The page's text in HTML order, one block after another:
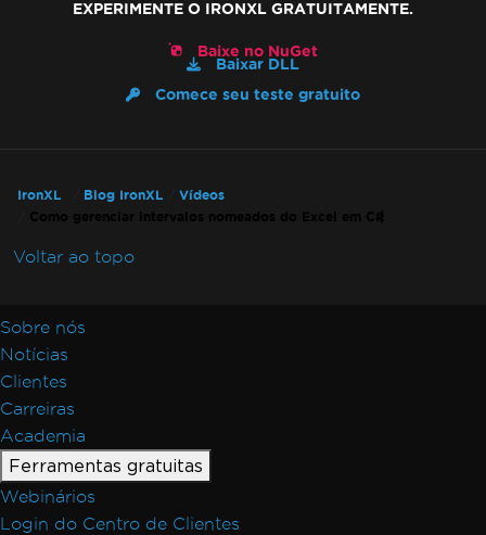
EXPERIMENTE O IRONXL GRATUITAMENTE.
Baixe no NuGet
Baixar DLL
Comece seu teste gratuito
IronXL Blog IronXL
Vídeos
Como gerenciar intervalos nomeados do Excel em C#
Voltar ao topo
Sobre nós
Notícias
Clientes
Carreiras
Academia
Ferramentas gratuitas
Webinários
Login do Centro de Clientes